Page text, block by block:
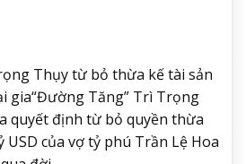
Thụy từ bỏ thừa kế tài sản
gia“Đường Tăng” Trì Trọng
quyết định từ bỏ quyền thừa
USD của vợ tỷ phú Trần Lệ Hoa